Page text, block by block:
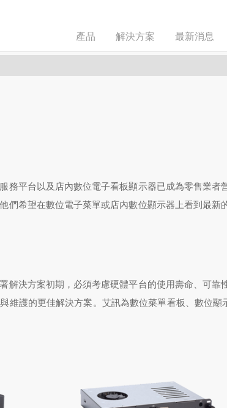
產品 解決方案 最新消息
務平台以及店內數位電子看板顯示器已成為零售業
們希望在數位電子菜單或店內數位顯示器上看到最
解決方案初期，必須考慮硬體平台的使用壽命、可
維護的更佳解決方案。艾訊為數位菜單看板、數位